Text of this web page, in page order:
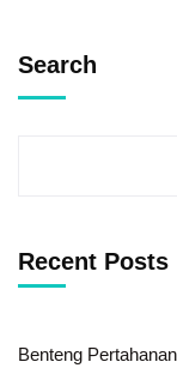
Search
Recent Posts
Benteng